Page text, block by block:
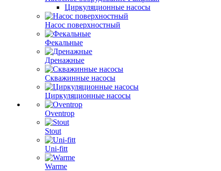
Циркуляционные насосы
Насос поверхностный
Фекальные
Дренажные
Скважинные насосы
Циркуляционные насосы
Oventrop
Stout
Uni-fitt
Warme